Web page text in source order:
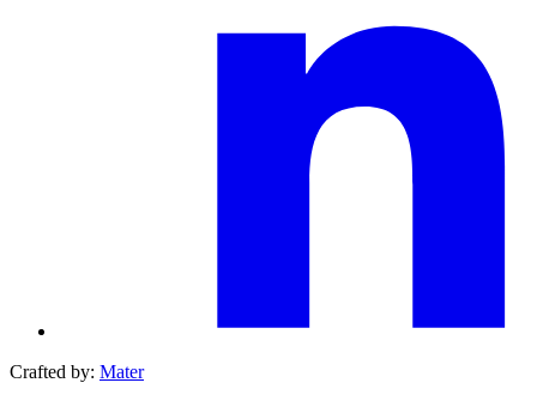
Crafted by: Mater